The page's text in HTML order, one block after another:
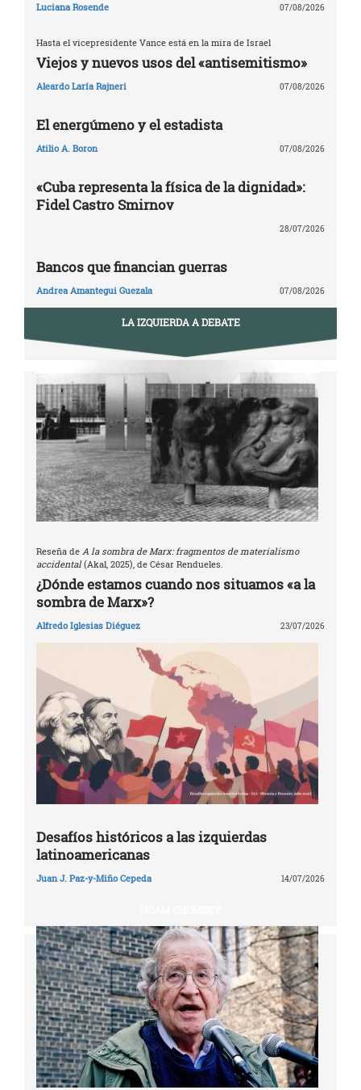
Luciana Rosende 07/08/2026
Hasta el vicepresidente Vance está en la mira de Israel
Viejos y nuevos usos del «antisemitismo»
Aleardo Laría Rajneri 07/08/2026
El energúmeno y el estadista
Atilio A. Boron 07/08/2026
«Cuba representa la física de la dignidad»:
Fidel Castro Smirnov
28/07/2026
Bancos que financian guerras
Andrea Amantegui Guezala 07/08/2026
LA IZQUIERDA A DEBATE
Reseña de A la sombra de Marx: fragmentos de materialismo
accidental(Akal, 2025), de César Rendueles.
¿Dónde estamos cuando nos situamos «a la
sombra de Marx»?
Alfredo Iglesias Diéguez 23/07/2026
Desafíos históricos a las izquierdas
latinoamericanas
Juan J. Paz-y-Miño Cepeda 14/07/2026